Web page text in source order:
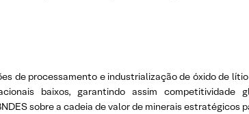
de processamento e industrialização de óxido de
baixos, garantindo assim competitividade
sobre a cadeia de valor de minerais estratégicos